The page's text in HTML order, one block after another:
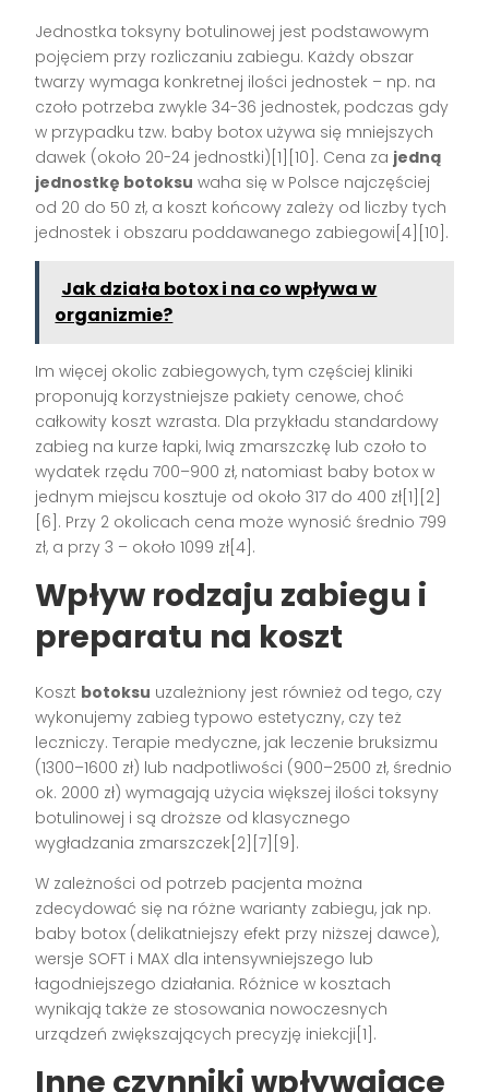
Jednostka toksyny botulinowej jest podstawowym
pojęciem przy rozliczaniu zabiegu. Każdy obszar
twarzy wymaga konkretnej ilości jednostek – np. na
czoło potrzeba zwykle 34-36 jednostek, podczas gdy
w przypadku tzw. baby botox używa się mniejszych
dawek (około 20-24 jednostki)[1][10]. Cena za jedną
jednostkę botoksu waha się w Polsce najczęściej
od 20 do 50 zł, a koszt końcowy zależy od liczby tych
jednostek i obszaru poddawanego zabiegowi[4][10].
Jak działa botox i na co wpływa w
organizmie?
Im więcej okolic zabiegowych, tym częściej kliniki
proponują korzystniejsze pakiety cenowe, choć
całkowity koszt wzrasta. Dla przykładu standardowy
zabieg na kurze łapki, lwią zmarszczkę lub czoło to
wydatek rzędu 700–900 zł, natomiast baby botox w
jednym miejscu kosztuje od około 317 do 400 zł[1][2]
[6]. Przy 2 okolicach cena może wynosić średnio 799
zł, a przy 3 – około 1099 zł[4].
Wpływ rodzaju zabiegu i
preparatu na koszt
Koszt botoksu uzależniony jest również od tego, czy
wykonujemy zabieg typowo estetyczny, czy też
leczniczy. Terapie medyczne, jak leczenie bruksizmu
(1300–1600 zł) lub nadpotliwości (900–2500 zł, średnio
ok. 2000 zł) wymagają użycia większej ilości toksyny
botulinowej i są droższe od klasycznego
wygładzania zmarszczek[2][7][9].
W zależności od potrzeb pacjenta można
zdecydować się na różne warianty zabiegu, jak np.
baby botox (delikatniejszy efekt przy niższej dawce),
wersje SOFT i MAX dla intensywniejszego lub
łagodniejszego działania. Różnice w kosztach
wynikają także ze stosowania nowoczesnych
urządzeń zwiększających precyzję iniekcji[1].
Inne czynniki wpływające